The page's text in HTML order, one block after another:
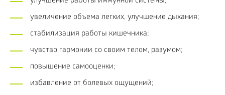
увеличение объема легких, улучшение дыхания;
стабилизация работы кишечника;
чувство гармонии со своим телом, разумом;
повышение самооценки;
избавление от болевых ощущений;